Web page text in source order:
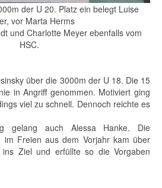
der U 20. Platz ein belegt Luise
vor Marta Herms
und Charlotte Meyer ebenfalls vom
HSC.
über die 3000m der U 18. Die 15
in Angriff genommen. Motiviert ging
viel zu schnell. Dennoch reichte es
gelang auch Alessa Hanke. Die
im Freien aus dem Vorjahr kam über
Ziel und erfüllte so die Vorgaben